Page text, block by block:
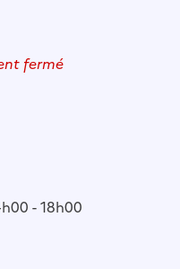
fermé
- 18h00